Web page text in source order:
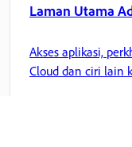
Laman Utama
Akses aplikasi,
Cloud dan ciri lain